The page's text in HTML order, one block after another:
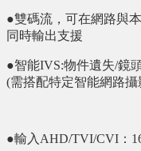
●雙碼流，可在網路與
同時輸出支援
●智能IVS:物件遺失/鏡
(需搭配特定智能網路攝
●輸入AHD/TVI/CVI：